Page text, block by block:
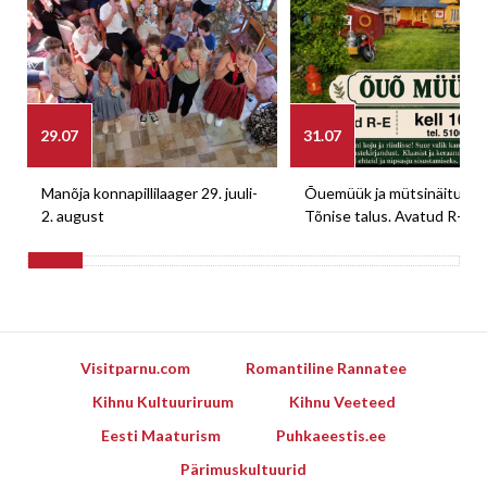
29.07
Manõja konnapillilaager 29. juuli-
2. august
31.07
Õuemüük ja mütsinäitus
Tõnise talus. Avatud R-E
Visitparnu.com
Romantiline Rannatee
Kihnu Kultuuriruum
Kihnu Veeteed
Eesti Maaturism
Puhkaeestis.ee
Pärimuskultuurid